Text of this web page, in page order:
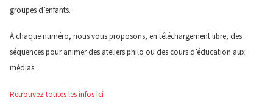
groupes d’enfants.
À chaque numéro, nous vous proposons, en téléchargement libre, des
séquences pour animer des ateliers philo ou des cours d’éducation aux
médias.
Retrouvez toutes les infos ici